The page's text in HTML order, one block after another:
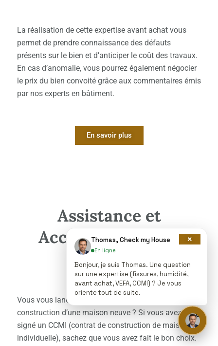
La réalisation de cette expertise avant achat vous
permet de prendre connaissance des défauts
présents sur le bien et d’anticiper le coût des travaux.
En cas d’anomalie, vous pourrez également négocier
le prix du bien convoité grâce aux commentaires émis
par nos experts en bâtiment.
En savoir plus
Assistance et
Accompagnement
CCMI
Vous vous lancez dans l’aventure et optez pour la
construction d’une maison neuve ? Si vous avez
signé un CCMI (contrat de construction de maison
individuelle), sachez que vous avez fait le bon choix.
×
Thomas, Check my House
En ligne
Bonjour, je suis Thomas. Une question
sur une expertise (fissures, humidité,
avant achat, VEFA, CCMI) ? Je vous
oriente tout de suite.